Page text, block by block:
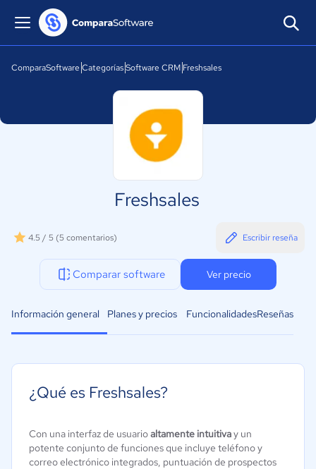
ComparaSoftware CategoríasSoftware CRM Freshsales
Freshsales
4.5 / 5 (5 comentarios) Escribir reseña
Comparar software Ver precio
Información general Planes y precios FuncionalidadesReseñas
¿Qué es Freshsales?
Con una interfaz de usuarioaltamente intuitivay un
potente conjunto de funciones que incluye teléfono y
correo electrónico integrados, puntuación de prospectos